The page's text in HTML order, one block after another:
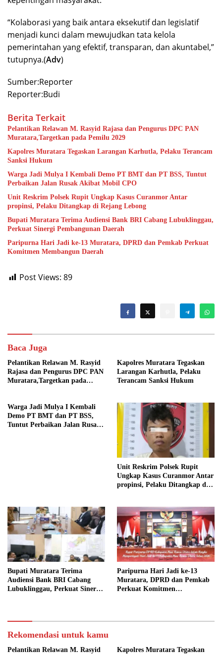
“Kolaborasi yang baik antara eksekutif dan legislatif
menjadi kunci dalam mewujudkan tata kelola
pemerintahan yang efektif, transparan, dan akuntabel,”
tutupnya.(Adv)
Sumber:Reporter
Reporter:Budi
Berita Terkait
Pelantikan Relawan M. Rasyid Rajasa dan Pengurus DPC PAN
Muratara,Targetkan pada Pemilu 2029
Kapolres Muratara Tegaskan Larangan Karhutla, Pelaku Terancam
Sanksi Hukum
Warga Jadi Mulya I Kembali Demo PT BMT dan PT BSS, Tuntut
Perbaikan Jalan Rusak Akibat Mobil CPO
Unit Reskrim Polsek Rupit Ungkap Kasus Curanmor Antar
propinsi, Pelaku Ditangkap di Rejang Lebong
Bupati Muratara Terima Audiensi Bank BRI Cabang Lubuklinggau,
Perkuat Sinergi Pembangunan Daerah
Paripurna Hari Jadi ke-13 Muratara, DPRD dan Pemkab Perkuat
Komitmen Membangun Daerah
Post Views: 89
Baca Juga
Pelantikan Relawan M. Rasyid
Rajasa dan Pengurus DPC PAN
Muratara,Targetkan pada
Kapolres Muratara Tegaskan
Larangan Karhutla, Pelaku
Terancam Sanksi Hukum
Warga Jadi Mulya I Kembali
Demo PT BMT dan PT BSS,
Tuntut Perbaikan Jalan Rusak
Unit Reskrim Polsek Rupit
Ungkap Kasus Curanmor Antar
propinsi, Pelaku Ditangkap di
Bupati Muratara Terima
Audiensi Bank BRI Cabang
Lubuklinggau, Perkuat Sinergi
Paripurna Hari Jadi ke-13
Muratara, DPRD dan Pemkab
Perkuat Komitmen
Rekomendasi untuk kamu
Pelantikan Relawan M. Rasyid
Kapolres Muratara Tegaskan